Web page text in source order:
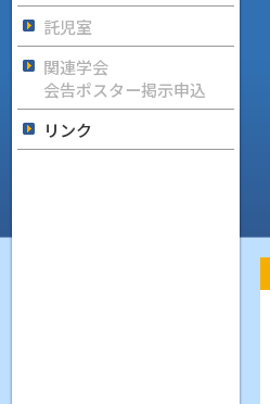
託児室
関連学会
会告ポスター掲示申込
リンク